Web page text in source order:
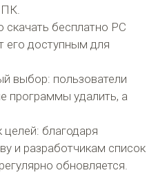
бесплатно PC
его доступным для
выбор: пользователи
программы удалить, а
благодаря
и разработчикам список
обновляется.